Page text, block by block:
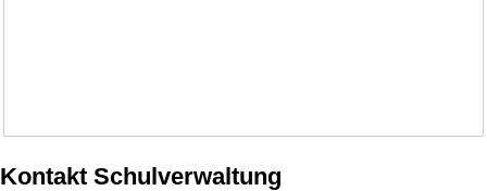
Kontakt Schulverwaltung